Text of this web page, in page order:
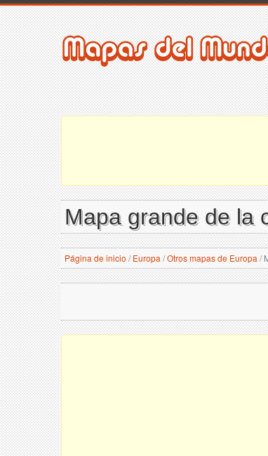
Mapa grande de la
Página de inicio / Europa /Otros mapas de Europa /